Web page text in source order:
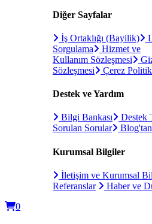
Diğer Sayfalar
İş Ortaklığı (Bayilik)
Sorgulama
Hizmet ve
Kullanım Sözleşmesi
Sözleşmesi
Çerez
Destek ve Yardım
Bilgi Bankası Destek
Sorulan Sorular
Kurumsal Bilgiler
İletişim ve Kurumsal
Referanslar
Haber ve
0